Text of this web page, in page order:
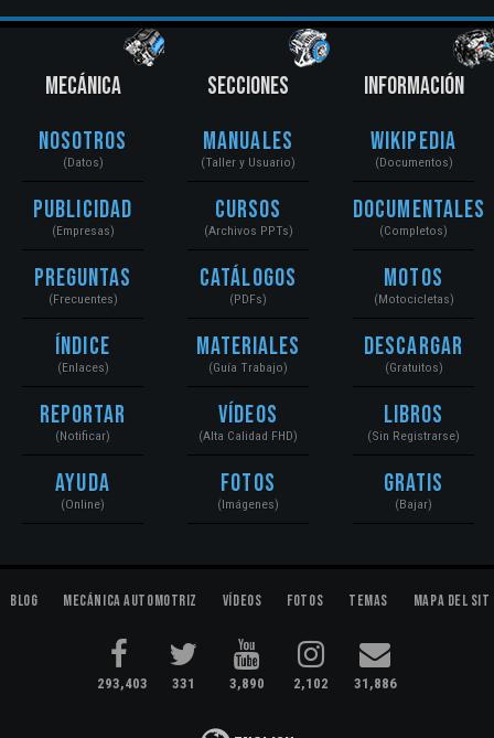
MECÁNICA
Nosotros
(Datos)
Publicidad
(Empresas)
Preguntas
(Frecuentes)
Índice
(Enlaces)
Reportar
(Notificar)
Ayuda
(Online)
SECCIONES
Manuales
(Taller y Usuario)
Cursos
(Archivos PPTs)
Catálogos
(PDFs)
Materiales
(Guía Trabajo)
Vídeos
(Alta Calidad FHD)
Fotos
(Imágenes)
INFORMACIÓN
Wikipedia
(Documentos)
Documentales
(Completos)
Motos
(Motocicletas)
Descargar
(Gratuitos)
Libros
(Sin Registrarse)
Gratis
(Bajar)
Blog Mecánica Automotriz Vídeos Fotos Temas Mapa del
293,403 331 3,890 2,102 31,886